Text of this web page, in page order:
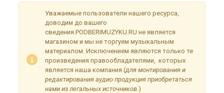
Уважаемые пользователи нашего ресурса,
доводим до вашего
сведения.PODBERIMUZYKU.RU не является
магазином и мы не торгуем музыкальным
материалом. Исключением являются только те
произведения правообладателями, которых
является наша компания.(для монтирования и
редактирования аудио продукция приобретаться
нами из легальных источников.)